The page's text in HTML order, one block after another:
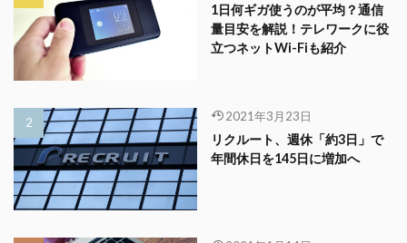
1日何ギガ使うのが平均？通信
量目安を解説！テレワークに役
立つネットWi-Fiも紹介
2021年3月23日
リクルート、週休「約3日」で
年間休日を145日に増加へ